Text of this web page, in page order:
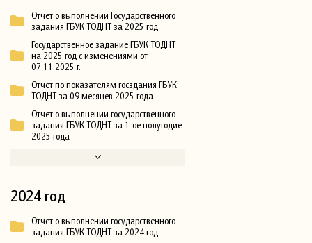
Отчет о выполнении Государственного
задания ГБУК ТОДНТ за 2025 год
Государственное задание ГБУК ТОДНТ
на 2025 год с изменениями от
07.11.2025 г.
Отчет по показателям госздания ГБУК
ТОДНТ за 09 месяцев 2025 года
Отчет о выполнении государственного
задания ГБУК ТОДНТ за 1-ое полугодие
2025 года
2024 год
Отчет о выполнении государственного
задания ГБУК ТОДНТ за 2024 год